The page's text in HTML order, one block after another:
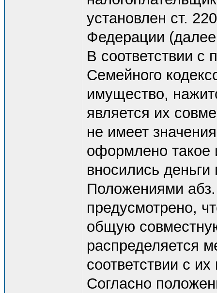
установлен ст.
Федерации
В соответствии с
Семейного
имущество,
является их
не имеет
оформлено такое
вносились
Положениями
предусмотрено,
общую
распределяется
соответствии с
Согласно